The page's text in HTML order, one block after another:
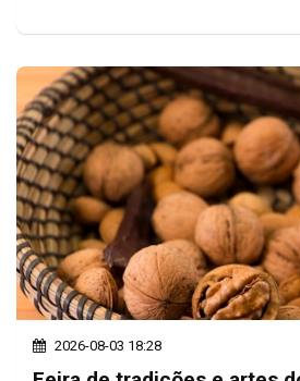
2026-08-03 18:28